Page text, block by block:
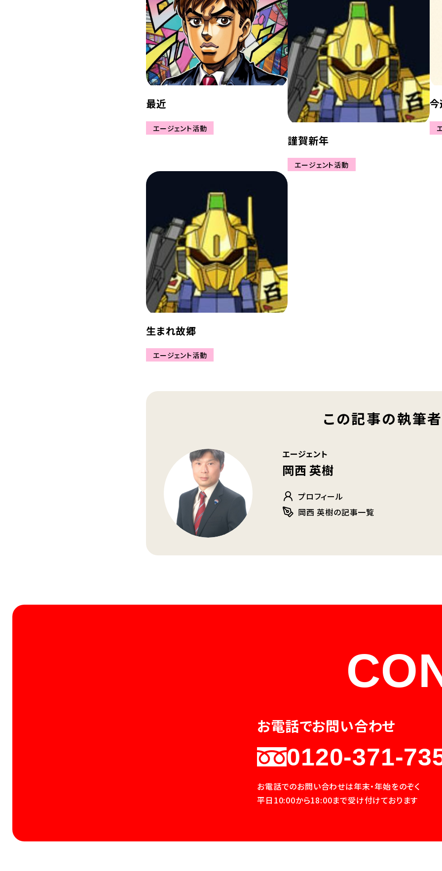
最近
エージェント活動
謹賀新年
エージェント活動
生まれ故郷
エージェント活動
この記事の執筆
エージェント
岡西 英樹
プロフィール
岡西 英樹の記事一覧
お電話でお問い合わせ
0120-371-
お電話でのお問い合わせは年末・年始をのぞく
平日10:00から18:00まで受け付けております